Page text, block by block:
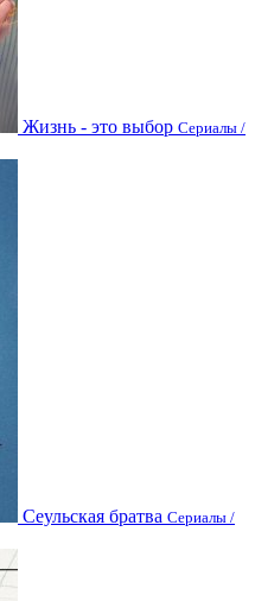
Жизнь - это выбор Сериалы /
Сеульская братва Сериалы /